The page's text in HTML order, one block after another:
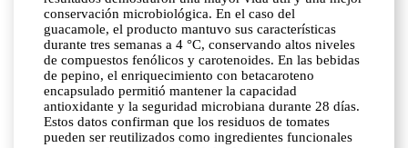
conservación microbiológica. En el caso del
guacamole, el producto mantuvo sus características
durante tres semanas a 4 °C, conservando altos niveles
de compuestos fenólicos y carotenoides. En las bebidas
de pepino, el enriquecimiento con betacaroteno
encapsulado permitió mantener la capacidad
antioxidante y la seguridad microbiana durante 28 días.
Estos datos confirman que los residuos de tomates
pueden ser reutilizados como ingredientes funcionales